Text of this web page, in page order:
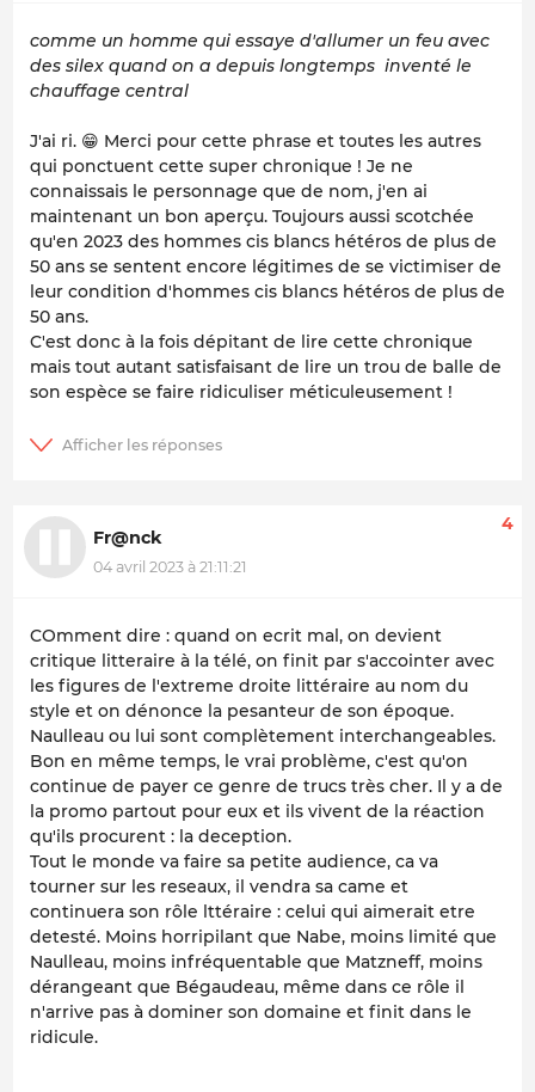
comme un homme qui essaye d'allumer un feu avec
des silex quand on a depuis longtemps inventé le
chauffage central
J'ai ri. 😁 Merci pour cette phrase et toutes les autres
qui ponctuent cette super chronique ! Je ne
connaissais le personnage que de nom, j'en ai
maintenant un bon aperçu. Toujours aussi scotchée
qu'en 2023 des hommes cis blancs hétéros de plus de
50 ans se sentent encore légitimes de se victimiser de
leur condition d'hommes cis blancs hétéros de plus de
50 ans.
C'est donc à la fois dépitant de lire cette chronique
mais tout autant satisfaisant de lire un trou de balle de
son espèce se faire ridiculiser méticuleusement !
Fr@nck
04 avril 2023 à 21:11:21
4
COmment dire : quand on ecrit mal, on devient
critique litteraire à la télé, on finit par s'accointer avec
les figures de l'extreme droite littéraire au nom du
style et on dénonce la pesanteur de son époque.
Naulleau ou lui sont complètement interchangeables.
Bon en même temps, le vrai problème, c'est qu'on
continue de payer ce genre de trucs très cher. Il y a de
la promo partout pour eux et ils vivent de la réaction
qu'ils procurent : la deception.
Tout le monde va faire sa petite audience, ca va
tourner sur les reseaux, il vendra sa came et
continuera son rôle lttéraire : celui qui aimerait etre
detesté. Moins horripilant que Nabe, moins limité que
Naulleau, moins infréquentable que Matzneff, moins
dérangeant que Bégaudeau, même dans ce rôle il
n'arrive pas à dominer son domaine et finit dans le
ridicule.